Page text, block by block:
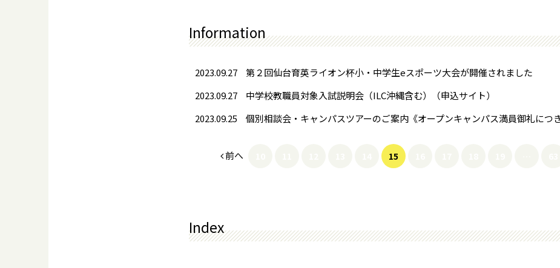
Information
2023.09.27
第２回仙台育英ライオン杯小・中学生eスポーツ大会が開催されました
2023.09.27
中学校教職員対象入試説明会（ILC沖縄含む）（申込サイト）
2023.09.25
前へ 15
Index